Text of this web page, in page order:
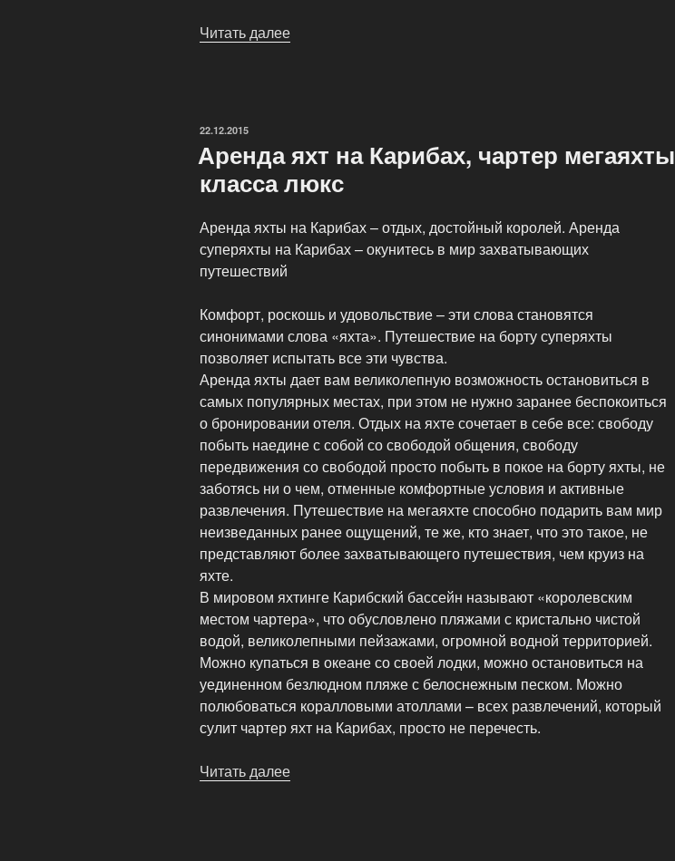
Читать далее
плавания
для
ОПУБЛИКОВАНО
22.12.2015
Аренда яхт на Карибах, чартер мегаяхты
класса люкс
Аренда яхты на Карибах – отдых, достойный королей. Аренда
суперяхты на Карибах – окунитесь в мир захватывающих
путешествий
Комфорт, роскошь и удовольствие – эти слова становятся
синонимами слова «яхта». Путешествие на борту суперяхты
позволяет испытать все эти чувства.
Аренда яхты дает вам великолепную возможность остановиться в
самых популярных местах, при этом не нужно заранее беспокоиться
о бронировании отеля. Отдых на яхте сочетает в себе все: свободу
побыть наедине с собой со свободой общения, свободу
передвижения со свободой просто побыть в покое на борту яхты, не
заботясь ни о чем, отменные комфортные условия и активные
развлечения. Путешествие на мегаяхте способно подарить вам мир
неизведанных ранее ощущений, те же, кто знает, что это такое, не
представляют более захватывающего путешествия, чем круиз на
яхте.
В мировом яхтинге Карибский бассейн называют «королевским
местом чартера», что обусловлено пляжами с кристально чистой
водой, великолепными пейзажами, огромной водной территорией.
Можно купаться в океане со своей лодки, можно остановиться на
уединенном безлюдном пляже с белоснежным песком. Можно
полюбоваться коралловыми атоллами – всех развлечений, который
сулит чартер яхт на Карибах, просто не перечесть.
Читать далее